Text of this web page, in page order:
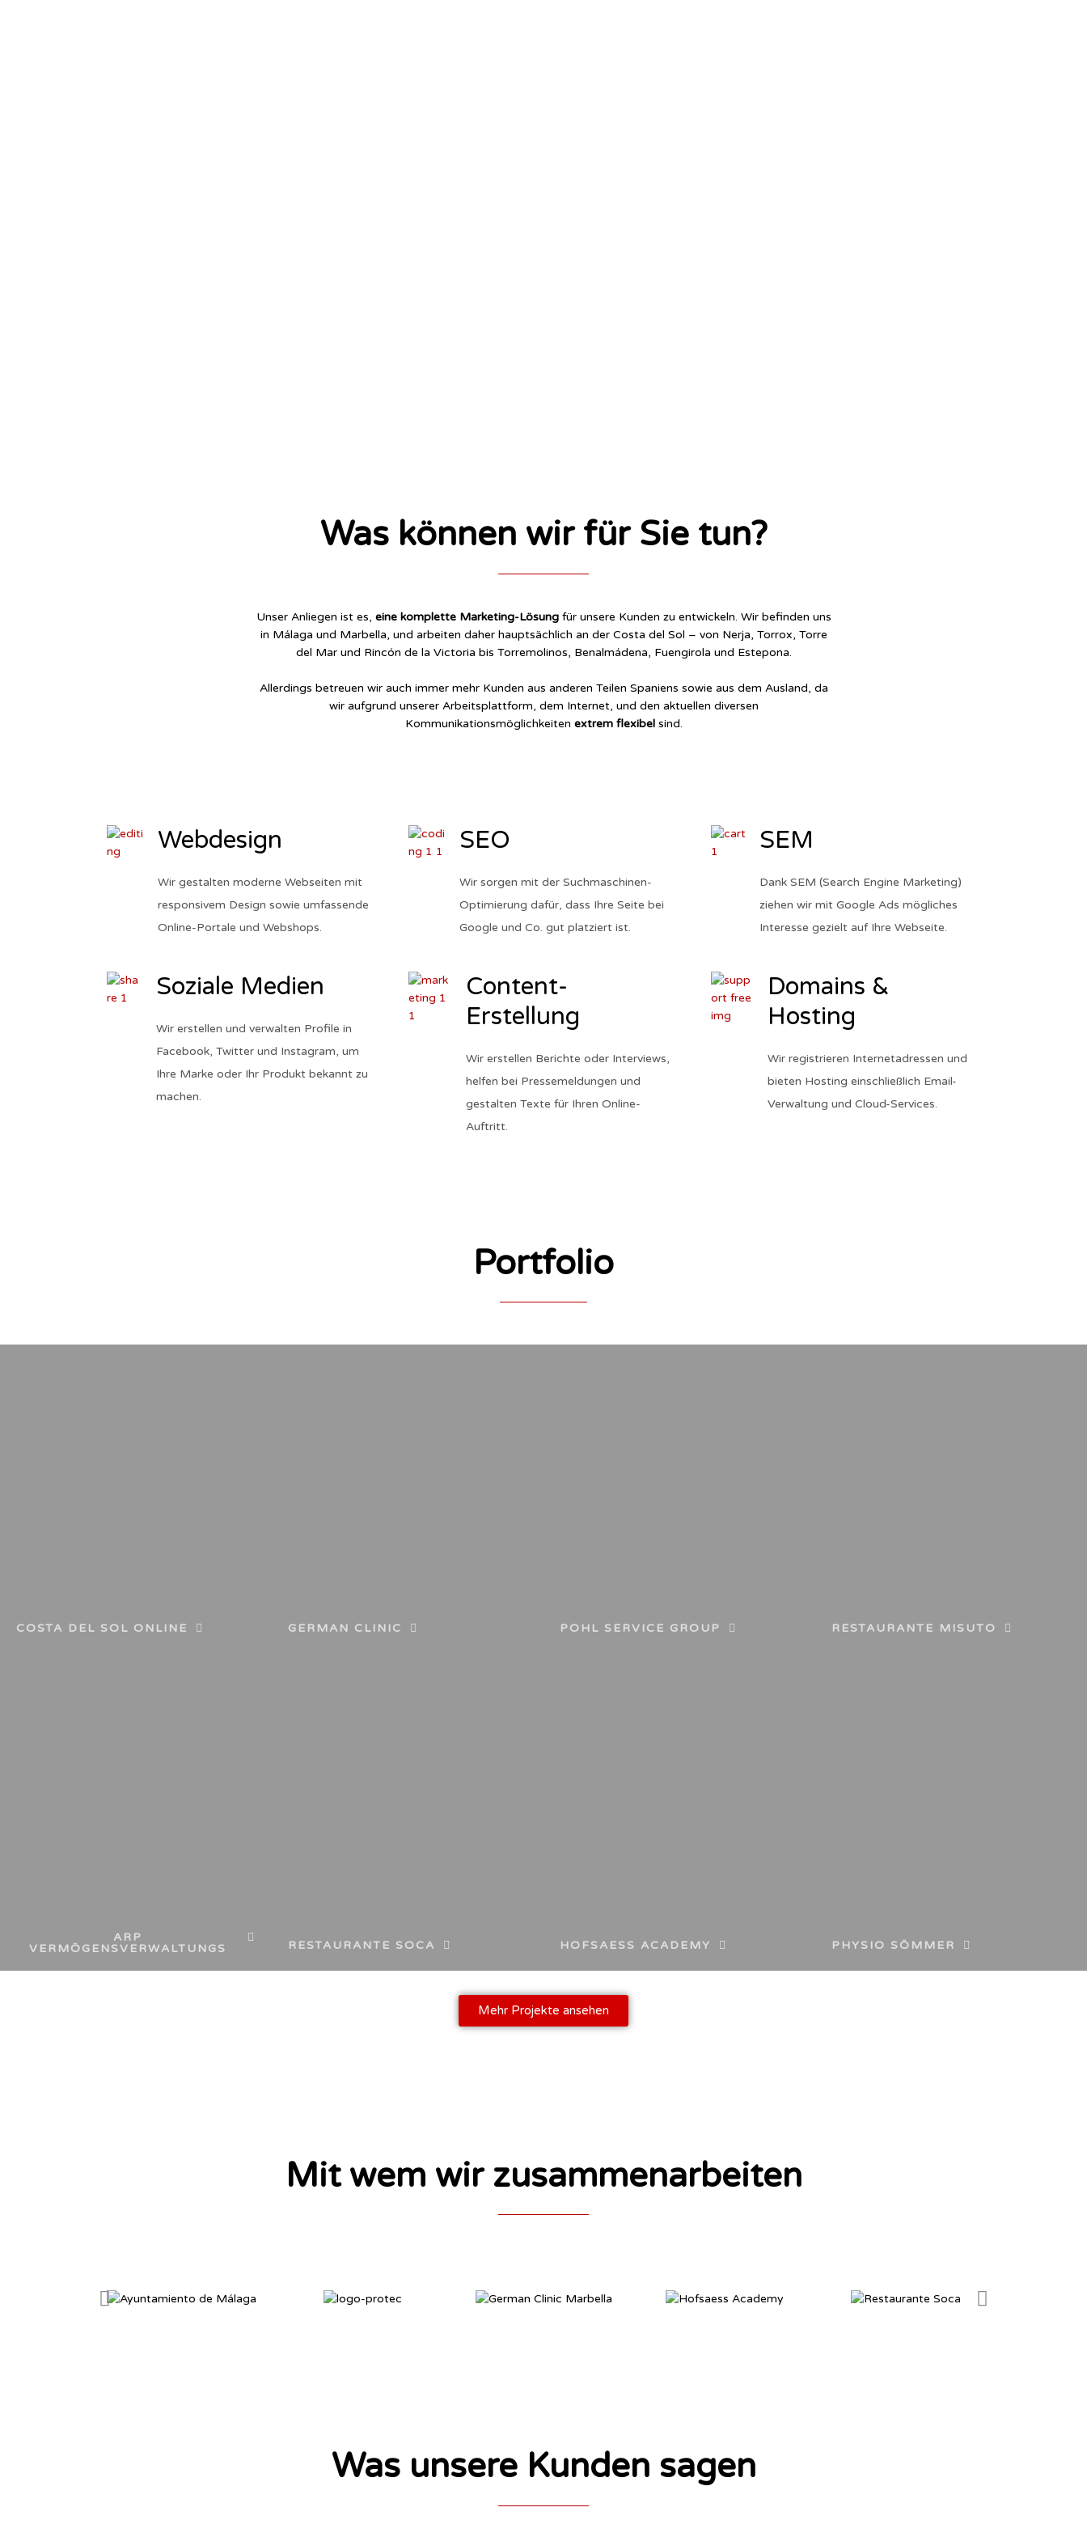
Was können wir für Sie tun?
Unser Anliegen ist es, eine komplette Marketing-Lösungfür unsere Kunden zu entwickeln. Wir befinden uns
in Málaga und Marbella, und arbeiten daher hauptsächlich an der Costa del Sol – von Nerja, Torrox, Torre
del Mar und Rincón de la Victoria bis Torremolinos, Benalmádena, Fuengirola und Estepona.
Allerdings betreuen wir auch immer mehr Kunden aus anderen Teilen Spaniens sowie aus dem Ausland, da
wir aufgrund unserer Arbeitsplattform, dem Internet, und den aktuellen diversen
Kommunikationsmöglichkeiten extrem flexibelsind.
Webdesign
Wir gestalten moderne Webseiten mit
responsivem Design sowie umfassende
Online-Portale und Webshops.
SEO
Wir sorgen mit der Suchmaschinen-
Optimierung dafür, dass Ihre Seite bei
Google und Co. gut platziert ist.
SEM
Dank SEM (Search Engine Marketing)
ziehen wir mit Google Ads mögliches
Interesse gezielt auf Ihre Webseite.
Soziale Medien
Wir erstellen und verwalten Profile in
Facebook, Twitter und Instagram, um
Ihre Marke oder Ihr Produkt bekannt zu
machen.
Content-
Erstellung
Wir erstellen Berichte oder Interviews,
helfen bei Pressemeldungen und
gestalten Texte für Ihren Online-
Auftritt.
Domains &
Hosting
Wir registrieren Internetadressen und
bieten Hosting einschließlich Email-
Verwaltung und Cloud-Services.
Portfolio
COSTA DEL SOL ONLINE GERMAN CLINIC POHL SERVICE GROUP RESTAURANTE MISUTO
ARP
VERMÖGENSVERWALTUNGS
RESTAURANTE SOCA HOFSAESS ACADEMY PHYSIO SÖMMER
Mehr Projekte ansehen
Mit wem wir zusammenarbeiten
Was unsere Kunden sagen